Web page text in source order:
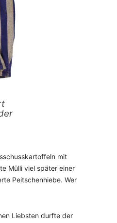
mit
Mülli viel später einer
Peitschenhiebe. Wer
Liebsten durfte der